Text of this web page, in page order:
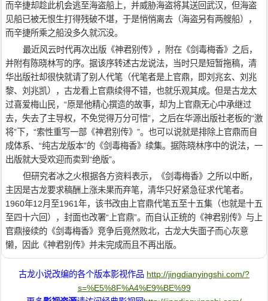
而辛捷却趁此机会逃至海盗船上，并威胁海盗将其送回武汉，但海盗
见船已被无恨生打得残破不堪，于是悄悄离去（海盗另有两艘船），
而辛捷所乘之船没多久就沉没。
最近风云时代再次出版《神君别传》，附在《剑毒梅香》之后，
并附有陈晓林写的序。据该序转述古龙说法，当时只是短暂拖稿，清
华出版社却很快就请了别人代笔（代笔者是上官鼎，即刘兆玄、刘兆
黎、刘兆凯），古龙看上官鼎续得不错，也就乐观其成。但是古龙太
过喜爱梅山民，“原是他精心撰造的故事，却为上官鼎无心中承继过
去，失去了主导权，不免觉得万分可惜”，之后在华源出版社老板的“激
将”下，“索性重写一部《神君别传》”。也可以说就是排除上官鼎而自
成体系、“纯古龙版本”的《剑毒梅香》续集。据陈晓林序中的说法，一
出版就大受欢迎而卖到“绝版”。
但研究者冰之火根据各方资料表示，《剑毒梅香》之所以中断，
主因是古龙要求稿酬上涨未果而弃笔，清华只好紧急征求代笔者。
1960年12月至1961年，该书改由上官鼎代笔五至十五集（也就是十五
至四十六回），封面也改署“上官鼎”。而自认正统的《神君别传》与上
官鼎接续的《剑毒梅香》竞争后竟然败北，古龙大失面子而心灰意
懒，因此《神君别传》并未完成而且不再出版。
古龙小说改编的各个版本影视作品 http://jingdianyingshi.com/?
s=%E5%8F%A4%E9%BE%99